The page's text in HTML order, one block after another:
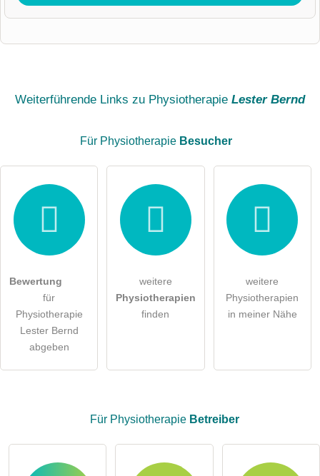
E-Mail-Adresse (wird nicht veröffentlicht)
Hiermit akzeptiere ich die .
öffentliche Frage stellen Abbrechen
Hinweis: Bitte beachten Sie, öffentliche Fragen sind
Besucher sichtbar
Weiterführende Links zu Physiotherapie Lester Bernd
Für Physiotherapie Besucher
Bewertung
für
Physiotherapie
Lester Bernd
abgeben
weitere
Physiotherapien
finden
weitere
Physiotherapien
in meiner Nähe
Für Physiotherapie Betreiber